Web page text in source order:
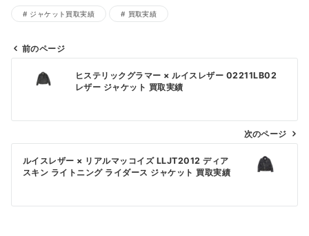
ジャケット買取実績 買取実績
ビ
ゲ
ー
前のページ
ヒステリックグラマー × ルイスレザー 02211LB02
レザー ジャケット 買取実績
次のページ
ルイスレザー × リアルマッコイズ LLJT2012 ディア
スキン ライトニング ライダース ジャケット 買取実績